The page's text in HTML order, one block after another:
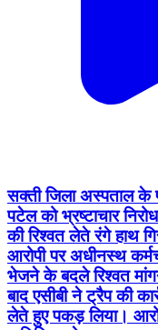
सक्ती जिला अस्पताल के
पटेल को भ्रष्टाचार
की रिश्वत लेते रंगे हाथ
आरोपी पर अधीनस्थ
भेजने के बदले रिश्वत
बाद एसीबी ने ट्रैप की
लेते हुए पकड़ लिया।